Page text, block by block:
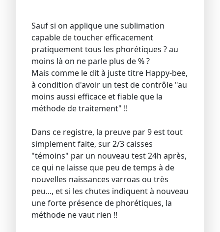
Sauf si on applique une sublimation
capable de toucher efficacement
pratiquement tous les phorétiques ? au
moins là on ne parle plus de % ?
Mais comme le dit à juste titre Happy-bee,
à condition d'avoir un test de contrôle "au
moins aussi efficace et fiable que la
méthode de traitement" !!
Dans ce registre, la preuve par 9 est tout
simplement faite, sur 2/3 caisses
"témoins" par un nouveau test 24h après,
ce qui ne laisse que peu de temps à de
nouvelles naissances varroas ou très
peu..., et si les chutes indiquent à nouveau
une forte présence de phorétiques, la
méthode ne vaut rien !!